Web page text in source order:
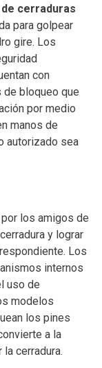
cerraduras
para golpear
gire. Los
con
bloqueo que
por medio
manos de
autorizado sea
los amigos de
y lograr
Los
internos
uso de
modelos
los pines
a la
cerradura.